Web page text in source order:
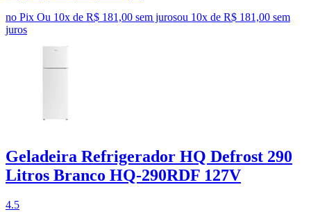
no Pix Ou 10x de R$ 181,00 sem jurosou 10x de R$ 181,00 sem
juros
Geladeira Refrigerador HQ Defrost 290
Litros Branco HQ-290RDF 127V
4.5